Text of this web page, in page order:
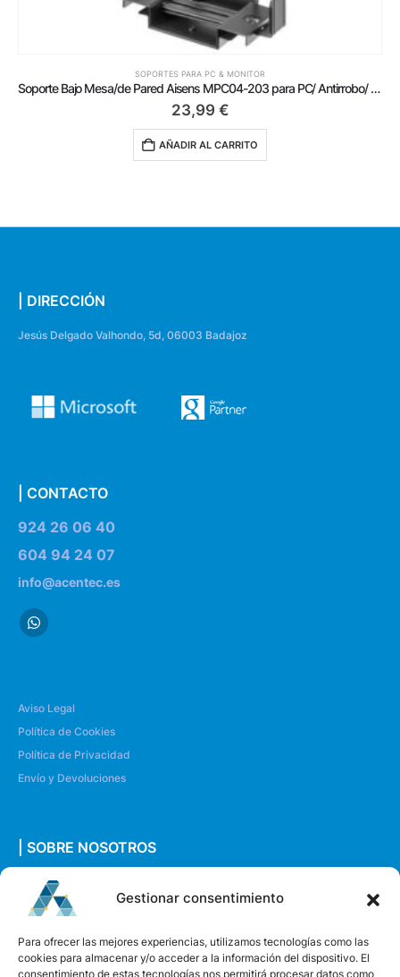
Gestionar consentimiento
Para ofrecer las mejores experiencias, utilizamos tecnologías como las
cookies para almacenar y/o acceder a la información del dispositivo. El
consentimiento de estas tecnologías nos permitirá procesar datos como
SOPORTES PARA PC & MONITOR
Soporte Bajo Mesa/de Pared Aisens MPC04-203 para PC/ Antirrobo/ hasta 10kg
23,99 €
AÑADIR AL CARRITO
| DIRECCIÓN
Jesús Delgado Valhondo, 5d, 06003 Badajoz
| CONTACTO
924 26 06 40
604 94 24 07
info@acentec.es
Aviso Legal
Política de Cookies
Política de Privacidad
Envío y Devoluciones
| SOBRE NOSOTROS
Quiénes somos
Envíanos un mensaje